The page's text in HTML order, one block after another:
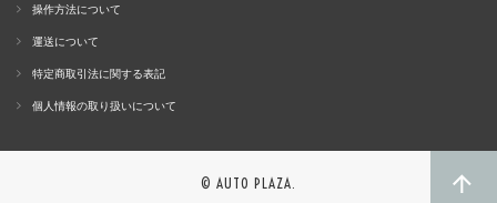
操作方法について
運送について
特定商取引法に関する表記
個人情報の取り扱いについて
© AUTO PLAZA.